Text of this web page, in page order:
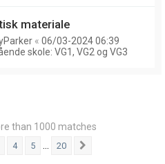
materiale
« 06/03-2024 06:39
skole: VG1, VG2 og VG3
than 1000 matches
4 5 20